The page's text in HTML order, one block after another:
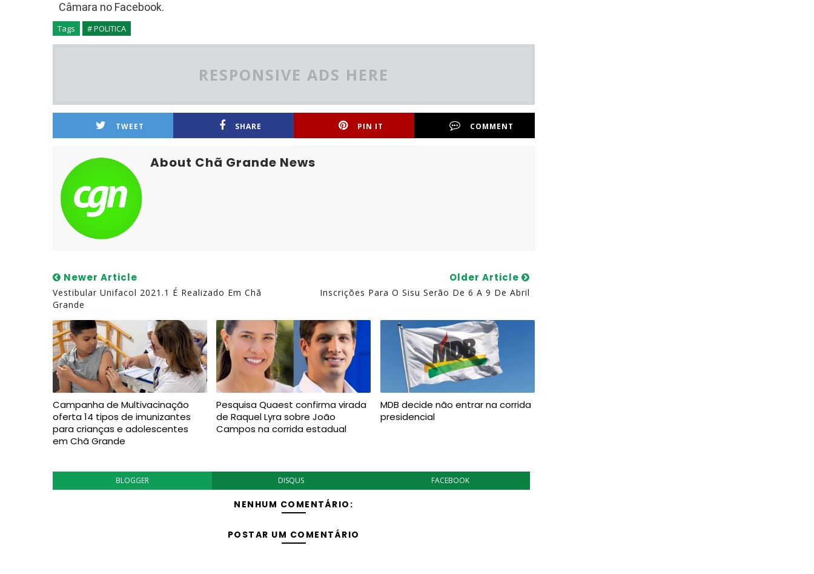
Câmara no Facebook.
Tags # POLITICA
RESPONSIVE ADS HERE
TWEET SHARE PIN IT COMMENT
About Chã Grande News
Newer Article
Vestibular Unifacol 2021.1 É Realizado Em Chã
Grande
Older Article
Inscrições Para O Sisu Serão De 6 A 9 De Abril
Campanha de Multivacinação
oferta 14 tipos de imunizantes
para crianças e adolescentes
em Chã Grande
Pesquisa Quaest confirma virada
de Raquel Lyra sobre João
Campos na corrida estadual
MDB decide não entrar na corrida
presidencial
BLOGGER DISQUS FACEBOOK
NENHUM COMENTÁRIO:
POSTAR UM COMENTÁRIO